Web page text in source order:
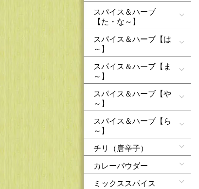
スパイス＆ハーブ
【た・な～】
スパイス＆ハーブ【は
～】
スパイス＆ハーブ【ま
～】
スパイス＆ハーブ【や
～】
スパイス＆ハーブ【ら
～】
チリ（唐辛子）
カレーパウダー
ミックススパイス